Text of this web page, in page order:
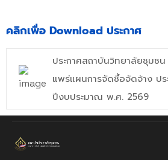
คลิกเพื่อ Download ประกาศ
ประกาศสถาบันวิทยาลัยชุมชน
แพร่แผนการจัดซื้อจัดจ้าง ปร
ปีงบประมาณ พ.ศ. 2569